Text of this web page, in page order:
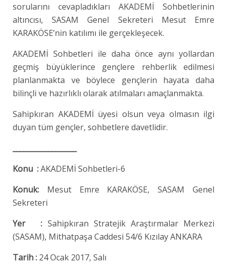
sorularını cevapladıkları AKADEMİ Sohbetlerinin
altıncısı, SASAM Genel Sekreteri Mesut Emre
KARAKÖSE’nin katılımı ile gerçekleşecek.
AKADEMİ Sohbetleri ile daha önce aynı yollardan
geçmiş büyüklerince gençlere rehberlik edilmesi
planlanmakta ve böylece gençlerin hayata daha
bilinçli ve hazırlıklı olarak atılmaları amaçlanmakta.
Sahipkıran AKADEMİ üyesi olsun veya olmasın ilgi
duyan tüm gençler, sohbetlere davetlidir.
Konu :AKADEMİ Sohbetleri-6
Konuk: Mesut Emre KARAKÖSE, SASAM Genel
Sekreteri
Yer : Sahipkıran Stratejik Araştırmalar Merkezi
(SASAM), Mithatpaşa Caddesi 54/6 Kızılay ANKARA
Tarih : 24 Ocak 2017, Salı